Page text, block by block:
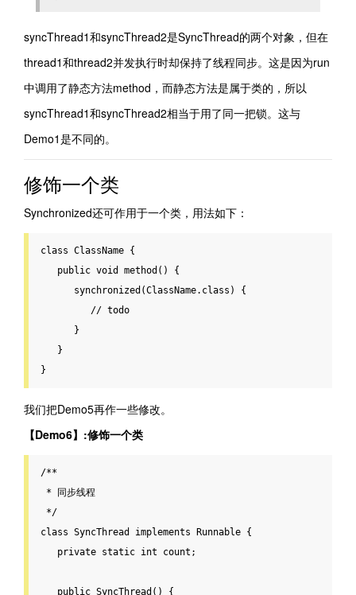
syncThread1和syncThread2是SyncThread的两个对象，但在
thread1和thread2并发执行时却保持了线程同步。这是因为run
中调用了静态方法method，而静态方法是属于类的，所以
syncThread1和syncThread2相当于用了同一把锁。这与
Demo1是不同的。
修饰一个类
Synchronized还可作用于一个类，用法如下：
class ClassName {
public void method () {
synchronized (ClassName.class) {
// todo
}
我们把Demo5再作一些修改。
【Demo6】:修饰一个类
/**
*/
class SyncThread implements Runnable {
private static int count;
public SyncThread () {